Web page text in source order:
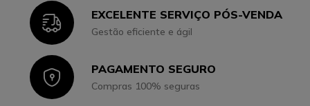
IconEXCELENTE SERVIÇO PÓS-VENDA
Gestão eficiente e ágil
IconPAGAMENTO SEGURO
Compras 100% seguras